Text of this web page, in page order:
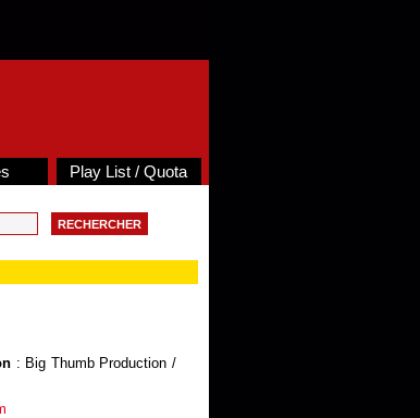
Play List / Quota
: Big Thumb Production /